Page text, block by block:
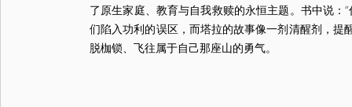
了原生家庭、教育与自我救赎的永恒主题。书中说
们陷入功利的误区，而塔拉的故事像一剂清醒剂，
脱枷锁、飞往属于自己那座山的勇气。